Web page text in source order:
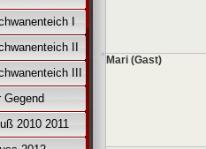
I
II
III
Gegend
2010 2011
Mari (Gast)